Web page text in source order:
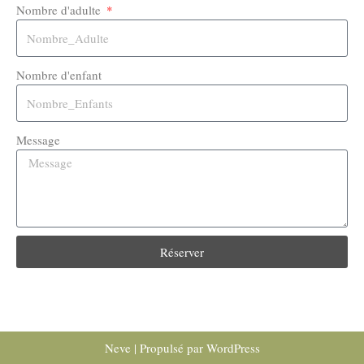
Nombre d'adulte
Nombre d'enfant
Message
Réserver
Neve | Propulsé par WordPress